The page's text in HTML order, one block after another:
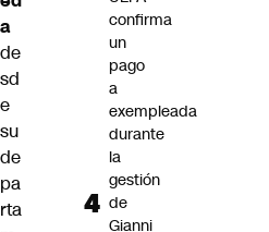
a
de
sd
e
su
de
pa
rta
confirma
un
pago
a
exempleada
durante
la
gestión
de
Gianni